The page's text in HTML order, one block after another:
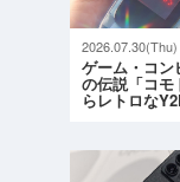
2026.07.30(Thu)
ゲーム・コン
の伝説「コモ
らレトロな